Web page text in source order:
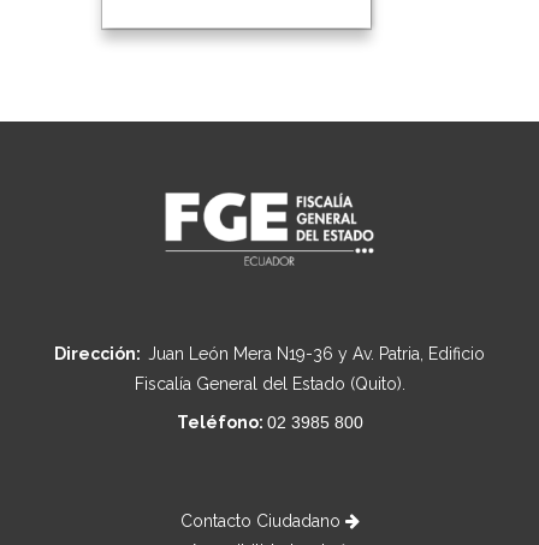
Dirección: Juan León Mera N19-36 y Av. Patria, Edificio
Fiscalía General del Estado (Quito).
Teléfono: 02 3985 800
Contacto Ciudadano